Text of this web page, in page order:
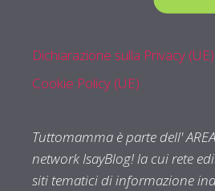
Dichiarazione sulla Privacy (UE)
Cookie Policy (UE)
Tuttomamma è parte dell'
network IsayBlog! la cui rete
siti tematici di informazione